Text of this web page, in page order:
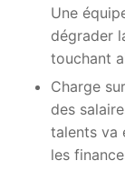
Une
dégrader
touchant
Charge
des
talents va
les